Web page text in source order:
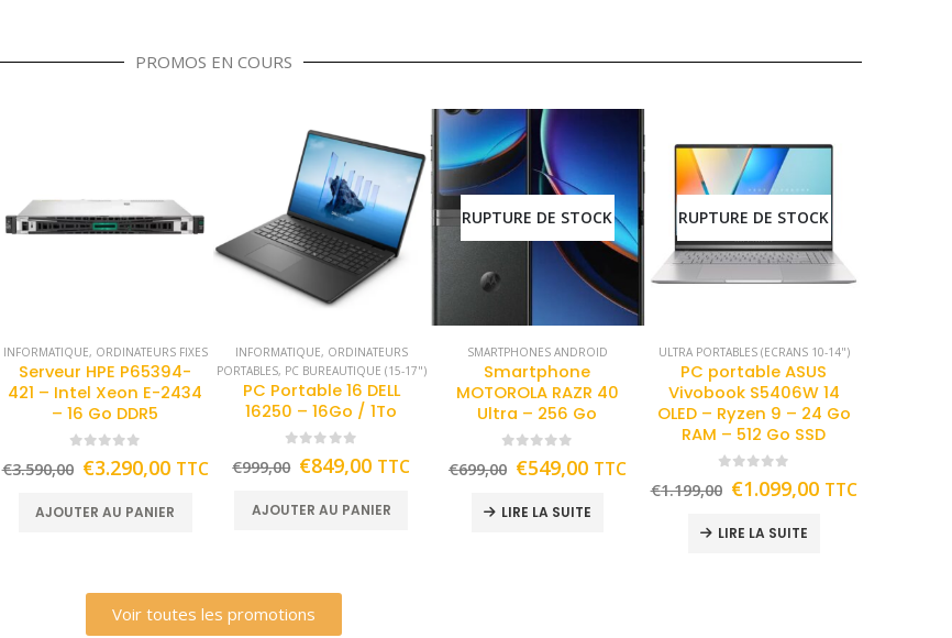
PROMOS EN COURS
INFORMATIQUE, ORDINATEURS FIXES
Serveur HPE P65394-
421 – Intel Xeon E-2434
– 16 Go DDR5
€3.590,00 €3.290,00 TTC
AJOUTER AU PANIER
INFORMATIQUE, ORDINATEURS
PORTABLES, PC BUREAUTIQUE (15-17")
PC Portable 16 DELL
16250 – 16Go / 1To
€999,00 €849,00 TTC
AJOUTER AU PANIER
RUPTURE DE STOCK
SMARTPHONES ANDROID
Smartphone
MOTOROLA RAZR 40
Ultra – 256 Go
€699,00 €549,00 TTC
LIRE LA SUITE
RUPTURE DE STOCK
ULTRA PORTABLES (ECRANS 10-14")
PC portable ASUS
Vivobook S5406W 14
OLED – Ryzen 9 – 24 Go
RAM – 512 Go SSD
€1.199,00 €1.099,00 TTC
LIRE LA SUITE
Voir toutes les promotions